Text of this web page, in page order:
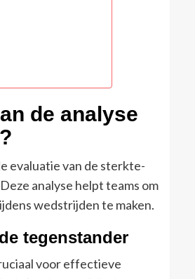
de analyse
evaluatie van de sterkte-
analyse helpt teams om
wedstrijden te maken.
tegenstander
voor effectieve